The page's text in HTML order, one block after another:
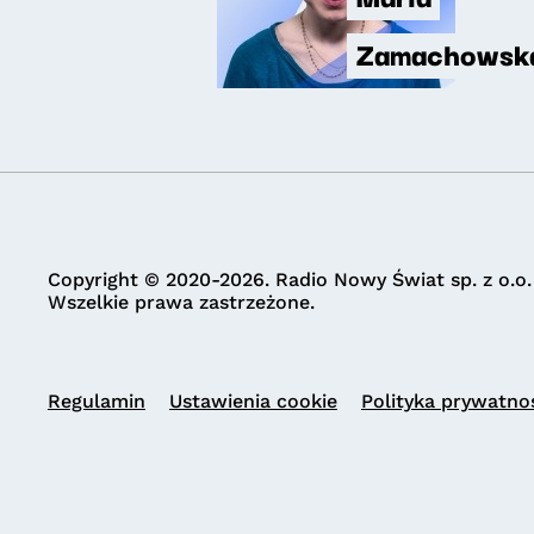
Copyright © 2020-2026. Radio Nowy Świat sp. z o.o.
Wszelkie prawa zastrzeżone.
Regulamin Ustawienia cookie Polityka